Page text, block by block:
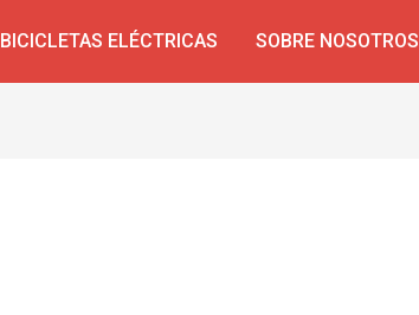
BICICLETAS ELÉCTRICAS SOBRE NOSOTROS